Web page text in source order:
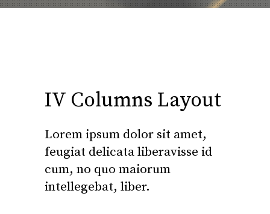
IV Columns Layout
Lorem ipsum dolor sit amet,
feugiat delicata liberavisse id
cum, no quo maiorum
intellegebat, liber.